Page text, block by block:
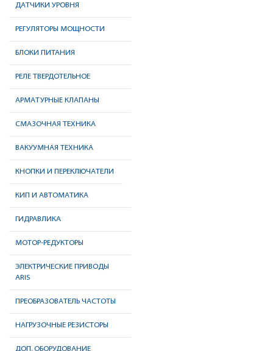
ДАТЧИКИ УРОВНЯ
РЕГУЛЯТОРЫ МОЩНОСТИ
БЛОКИ ПИТАНИЯ
РЕЛЕ ТВЕРДОТЕЛЬНОЕ
АРМАТУРНЫЕ КЛАПАНЫ
СМАЗОЧНАЯ ТЕХНИКА
ВАКУУМНАЯ ТЕХНИКА
КНОПКИ И ПЕРЕКЛЮЧАТЕЛИ
КИП И АВТОМАТИКА
ГИДРАВЛИКА
МОТОР-РЕДУКТОРЫ
ЭЛЕКТРИЧЕСКИЕ ПРИВОДЫ
ARIS
ПРЕОБРАЗОВАТЕЛЬ ЧАСТОТЫ
НАГРУЗОЧНЫЕ РЕЗИСТОРЫ
ДОП. ОБОРУДОВАНИЕ